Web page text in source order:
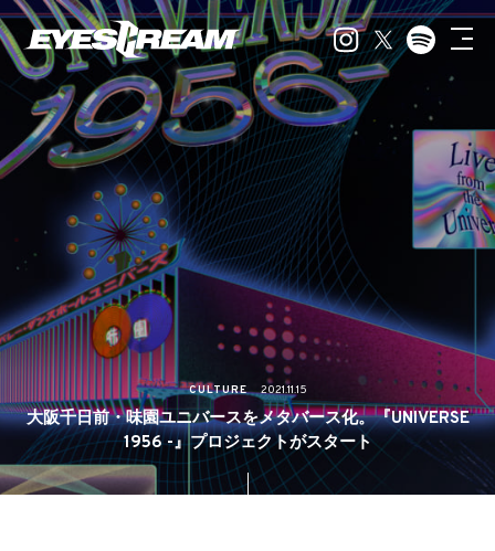
CULTURE 2021.11.15
大阪千日前・味園ユニバースをメタバース化。『UNIVERSE
1956 -』プロジェクトがスタート